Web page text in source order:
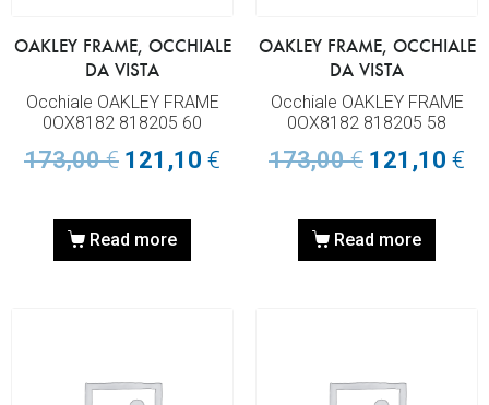
OAKLEY FRAME, OCCHIALE
DA VISTA
Occhiale OAKLEY FRAME
0OX8182 818205 60
173,00€ 121,10 €
Read more
OAKLEY FRAME, OCCHIALE
DA VISTA
Occhiale OAKLEY FRAME
0OX8182 818205 58
173,00€ 121,10 €
Read more